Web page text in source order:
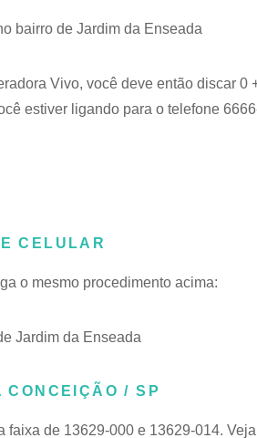
bairro de Jardim da Enseada
Vivo, você deve então discar 0
estiver ligando para o telefone
CELULAR
o mesmo procedimento acima:
Jardim da Enseada
/ SP
faixa de 13629-000 e 13629-014.